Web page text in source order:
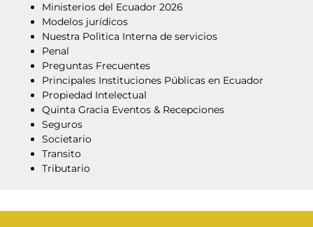
Ministerios del Ecuador 2026
Modelos jurídicos
Nuestra Polìtica Interna de servicios
Penal
Preguntas Frecuentes
Principales Instituciones Públicas en Ecuador
Propiedad Intelectual
Quinta Gracia Eventos & Recepciones
Seguros
Societario
Transito
Tributario